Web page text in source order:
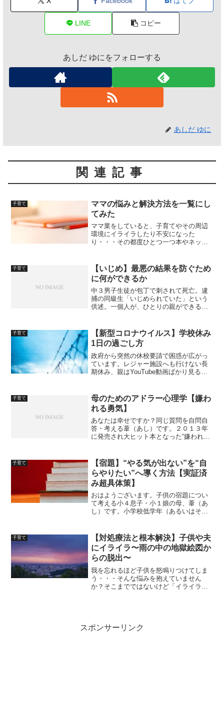
LINE コピー
あしだ ゆにをフォローする
あしだ ゆに
関連記事
子育て
ママの悩みと解決方法を一覧にし
てみた
ママ業をしていると、子育てやその周辺
環境にイライラしたり不安になった
り・・・その都度ひとつ一つ本やネット
にぶつかる・・・そんな風に感じていま
せんか？この記事は“ママ”が...
子育て
【いじめ】最悪の結果を防ぐため
に何ができるか
中３男子生徒が包丁で刺されて死亡。逮
捕の同級生「いじめられていた」という
供述。一個人が、ひとりの親ができるこ
子育て
【新型コロナウイルス】学校休み
1日の過ごし方
政府から突然の休校要請で困惑が広がっ
ています。レジャー施設へも行けない長
期休み、親はYouTube動画ばかり見る子
どうしても親子で衝突しがち・・・この
記事では子供とスト...
子育て
母のためのアドラー心理学【嫌わ
れる勇気】
あなたは幸せですか？同じ質問を自問自
答・考える葦（あし）です。２０１３年
に発売され大ヒット本となった“嫌われる
み、母の立場で今から活かせる行動と心
理を主観でまとめた備...
子育て
【宿題】“やる気が出ない”を“自
らやりたい”へ導く方法【実証済
み超具体策】
おはようございます。子供の宿題につい
て考える小４息子・小１娘の母、葦（あ
し）です。小学校低学年（あるいはそう
うちでも日々出される宿題に、娘と「も
う、イヤ！」と悪戦苦闘し...
子育て
【対処療法と根本解決】子供や夫
にイライラ〜雨の中の地獄絵図か
らの脱出〜
我を忘れるほど子供を怒鳴りつけてしま
う・・・そんな悩みを抱えていません
か？そこまでではないけど「イライラを
スポンサーリンク